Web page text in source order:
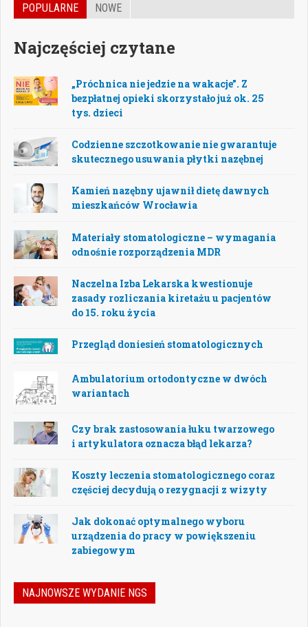
POPULARNE NOWE
Najczęściej czytane
„Próchnica nie jedzie na wakacje”. Z
bezpłatnej opieki skorzystało już ok. 25
tys. dzieci
Codzienne szczotkowanie nie gwarantuje
skutecznego usuwania płytki nazębnej
Kamień nazębny ujawnił dietę dawnych
mieszkańców Wrocławia
Materiały stomatologiczne – wymagania
odnośnie rozporządzenia MDR
Naczelna Izba Lekarska kwestionuje
zasady rozliczania kiretażu u pacjentów
do 15. roku życia
Przegląd doniesień stomatologicznych
Ambulatorium ortodontyczne w dwóch
wariantach
Czy brak zastosowania łuku twarzowego
i artykulatora oznacza błąd lekarza?
Koszty leczenia stomatologicznego coraz
częściej decydują o rezygnacji z wizyty
Jak dokonać optymalnego wyboru
urządzenia do pracy w powiększeniu
zabiegowym
NAJNOWSZE WYDANIE NGS